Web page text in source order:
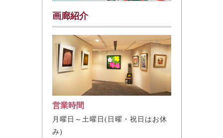
画廊紹介
営業時間
月曜日～土曜日(日曜・祝日はお休
み)